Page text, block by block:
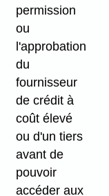
permission
ou
l'approbation
du
fournisseur
de crédit à
coût élevé
ou d'un tiers
avant de
pouvoir
accéder aux